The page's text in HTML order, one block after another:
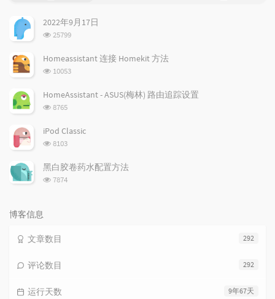
文
章
2022年9月17日
浏
次
25799
Homeassistant 连接 Homekit 方法
浏
次
10053
HomeAssistant - ASUS(梅林) 路由追踪设置
浏
次
8765
iPod Classic
浏
次
数:
8103
黑白胶卷药水配置方法
浏
7874
博客信息
292
文章数目
292
评论数目
9年67天
运行天数